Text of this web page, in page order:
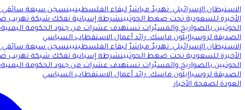
الاستيطان الإسرائيلي: تهديدٌ مباشرٌ لبقاء الفلسطينيينسجن سبعة سائقي
الأخيرة للسعودية تحت ضغط الحوثيينشرطة إسبانية تفكك شبكة تهريب
الحوثيين بالصواريخ والمسيّرات تستهدف عشرات من جنود الحكومة اليمنية
الصديقة لروسياإيلون ماسك: رائد أعمال الاستقطاب السياسي
الاستيطان الإسرائيلي: تهديدٌ مباشرٌ لبقاء الفلسطينيينسجن سبعة سائقي
الأخيرة للسعودية تحت ضغط الحوثيينشرطة إسبانية تفكك شبكة تهريب
الحوثيين بالصواريخ والمسيّرات تستهدف عشرات من جنود الحكومة اليمنية
الصديقة لروسياإيلون ماسك: رائد أعمال الاستقطاب السياسي
العودة لصفحة الأخبار